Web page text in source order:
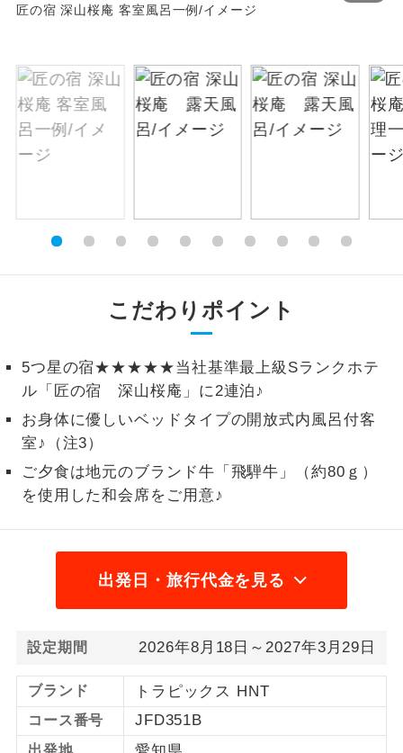
匠の宿 深山桜庵 客室風呂一例/イメージ
こだわりポイント
5つ星の宿★★★★★当社基準最上級Sランクホテ
ル「匠の宿 深山桜庵」に2連泊♪
お身体に優しいベッドタイプの開放式内風呂付客
室♪（注3）
ご夕食は地元のブランド牛「飛騨牛」（約80ｇ）
を使用した和会席をご用意♪
出発日・旅行代金を見る
設定期間 2026年8月18日～2027年3月29日
ブランド トラピックス HNT
コース番号 JFD351B
出発地
世界遺産
ユネスコに登録されている文化遺産や自
絶景 絶景スポットに立ち寄るコースです。
温泉地にも宿泊するコースです。
全てのお食事が付いていますので、お食
く）
だけます。
ホン
周りの音を気にせず、ガイドさんの説明
をじっくり聞くことができます。
1名様催行
1名様から出発可能な個人型プランで
す。
2名様催行
おひとり様参
おひとり様限定でご参加いただけるコー
1名様1室同代
1名様1室利用でも追加料金がかからない
ご夫婦限定
ご夫婦限定でご参加いただけるコースで
す。